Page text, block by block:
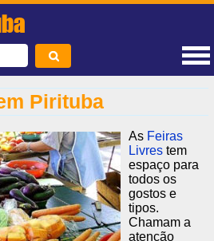
Pirituba
As Feiras
Livres tem
espaço para
todos os
gostos e
tipos.
Chamam a
atenção